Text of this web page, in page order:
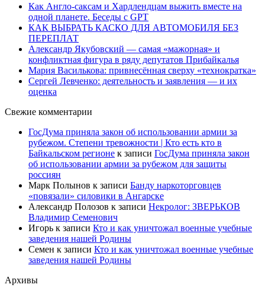
Как Англо-саксам и Хардлендцам выжить вместе на
одной планете. Беседы с GPT
КАК ВЫБРАТЬ КАСКО ДЛЯ АВТОМОБИЛЯ БЕЗ
ПЕРЕПЛАТ
Александр Якубовский — самая «мажорная» и
конфликтная фигура в ряду депутатов Прибайкалья
Мария Василькова: привнесённая сверху «технократка»
Сергей Левченко: деятельность и заявления — и их
оценка
Свежие комментарии
ГосДума приняла закон об использовании армии за
рубежом. Степени тревожности | Кто есть кто в
Байкальском регионе к записи ГосДума приняла закон
об использовании армии за рубежом для защиты
россиян
Марк Полынов к записи Банду наркоторговцев
«повязали» силовики в Ангарске
Александр Полозов к записи Некролог: ЗВЕРЬКОВ
Владимир Семенович
Игорь к записи Кто и как уничтожал военные учебные
заведения нашей Родины
Семен к записи Кто и как уничтожал военные учебные
заведения нашей Родины
Архивы